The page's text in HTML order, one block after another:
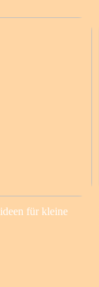
für kleine